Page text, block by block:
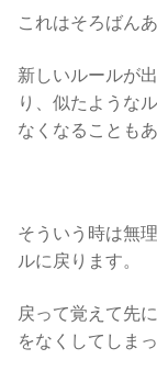
これはそろばん
新しいルールが
り、似たような
なくなることもあ
そういう時は無
ルに戻ります。
戻って覚えて先
をなくしてしま